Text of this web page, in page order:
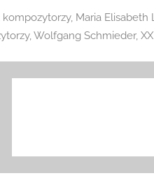
kompozytorzy, Maria Elisabeth
,Wolfgang Schmieder,